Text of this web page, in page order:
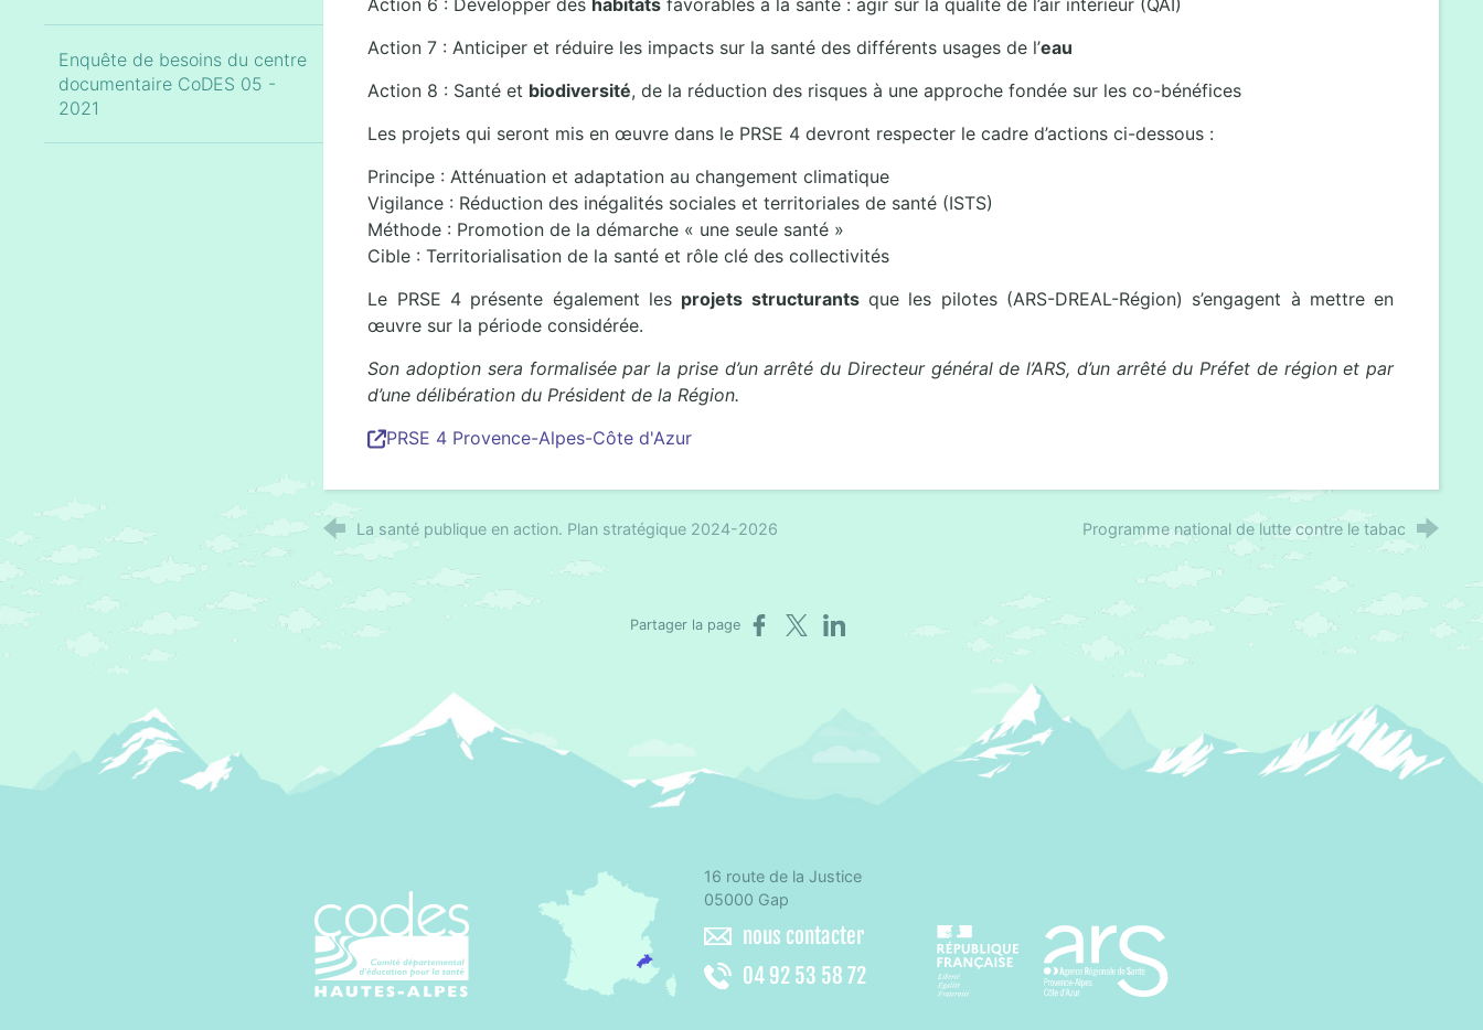
Enquête de besoins du centre
documentaire CoDES 05 -
2021
Action 6 : Développer des habitats favorables à la santé : agir sur la qualité de l’air intérieur (QAI)
Action 7 : Anticiper et réduire les impacts sur la santé des différents usages de l’eau
Action 8 : Santé et biodiversité, de la réduction des risques à une approche fondée sur les co-bénéfices
Les projets qui seront mis en œuvre dans le PRSE 4 devront respecter le cadre d’actions ci-dessous :
Principe : Atténuation et adaptation au changement climatique
Vigilance : Réduction des inégalités sociales et territoriales de santé (ISTS)
Méthode : Promotion de la démarche « une seule santé »
Cible : Territorialisation de la santé et rôle clé des collectivités
Le PRSE 4 présente également les projets structurantsque les pilotes (ARS-DREAL-Région) s’engagent à mettre en
œuvre sur la période considérée.
Son adoption sera formalisée par la prise d’un arrêté du Directeur général de l’ARS, d’un arrêté du Préfet de région et par
d’une délibération du Président de la Région.
PRSE 4 Provence-Alpes-Côte d'Azur
La santé publique en action. Plan stratégique 2024-2026 Programme national de lutte contre le tabac
Partager la page Partager sur Facebook
Partager sur X
Partager sur LinkedIn
CoDES 05 - Comité départemental d'éducation pour la santé des Hautes-Alpes
16 route de la Justice
05000 Gap
nous contacter
04 92 53 58 72
Agence régionale de santé Paca